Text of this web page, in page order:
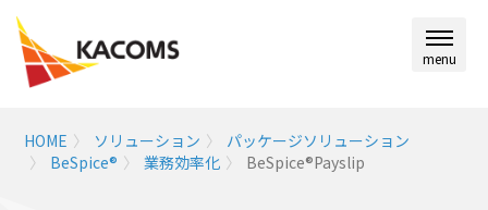
menu
HOME ソリューション
パッケージソリューション
BeSpice®
業務効率化 BeSpice®Payslip